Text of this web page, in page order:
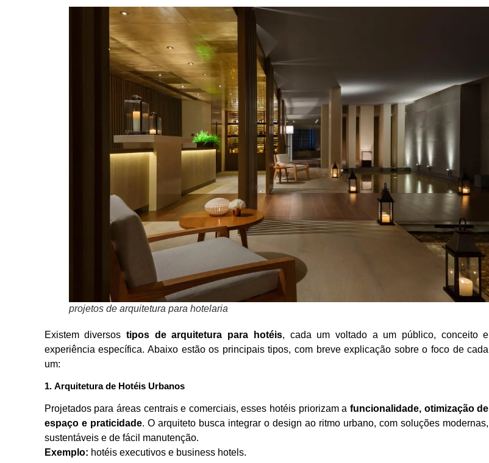
projetos de arquitetura para hotelaria
Existem diversostipos de arquitetura para hotéis, cada um voltado a um público, conceito e
experiência específica. Abaixo estão os principais tipos, com breve explicação sobre o foco de cada
um:
1. Arquitetura de Hotéis Urbanos
Projetados para áreas centrais e comerciais, esses hotéis priorizam a funcionalidade, otimização de
espaço e praticidade. O arquiteto busca integrar o design ao ritmo urbano, com soluções modernas,
sustentáveis e de fácil manutenção.
Exemplo: hotéis executivos e business hotels.